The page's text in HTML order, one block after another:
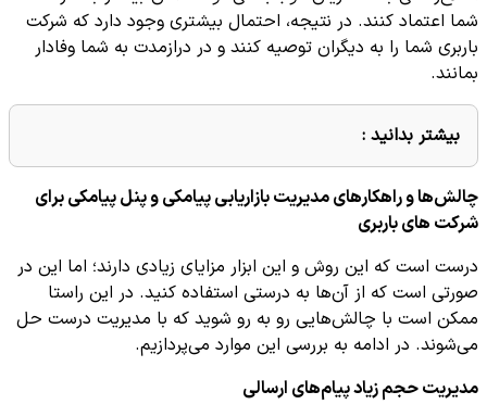
شما اعتماد کنند. در نتیجه، احتمال بیشتری وجود دارد که شرکت
باربری شما را به دیگران توصیه کنند و در درازمدت به شما وفادار
بمانند.
بیشتر بدانید :
چالش‌ها و راهکارهای مدیریت بازاریابی پیامکی و پنل پیامکی برای
شرکت های باربری
درست است که این روش و این ابزار مزایای زیادی دارند؛ اما این در
صورتی است که از آن‌ها به درستی استفاده کنید. در این راستا
ممکن است با چالش‌هایی رو به رو شوید که با مدیریت درست حل
می‌شوند. در ادامه به بررسی این موارد می‌پردازیم.
مدیریت حجم زیاد پیام‌های ارسالی